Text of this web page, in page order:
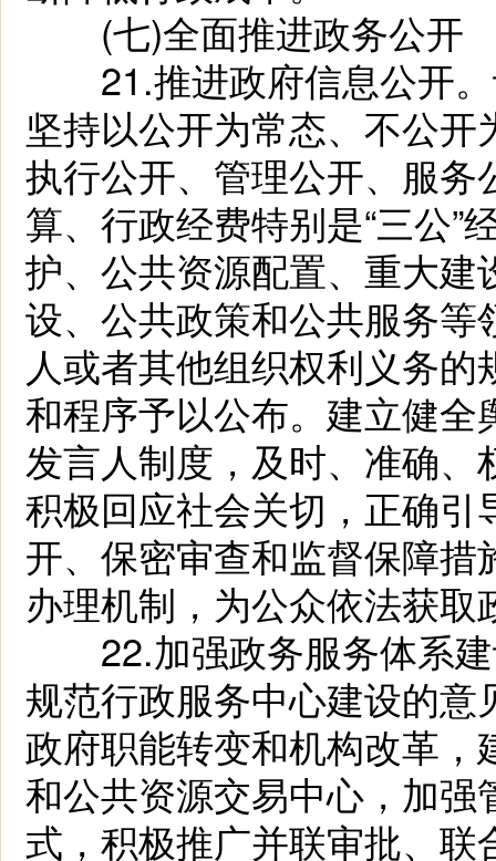
(七)全面推进政务公开
21.推进政府信息公开。
坚持以公开为常态、不公
执行公开、管理公开、服
算、行政经费特别是“三公”
护、公共资源配置、重大
设、公共政策和公共服务
人或者其他组织权利义务
和程序予以公布。建立健
发言人制度，及时、准确
积极回应社会关切，正确
开、保密审查和监督保障
办理机制，为公众依法获
22.加强政务服务体系建
规范行政服务中心建设的
政府职能转变和机构改革
和公共资源交易中心，加
式，积极推广并联审批、